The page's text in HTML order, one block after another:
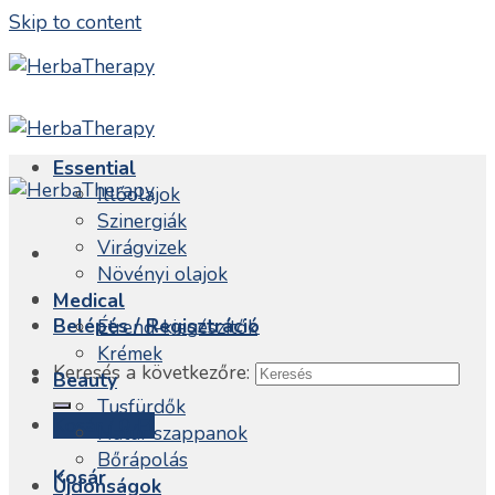
Skip to content
Belépés / Regisztráció
Keresés a következőre:
Kosár /
Kosár
Essential
Illóolajok
Szinergiák
Virágvizek
Növényi olajok
Medical
Étrend-kiegészítők
Krémek
Beauty
Tusfürdők
Natúr szappanok
Bőrápolás
Újdonságok